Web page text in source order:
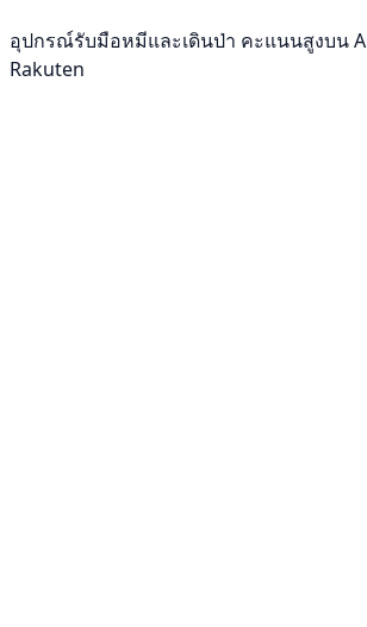
อุปกรณ์รับมือหมีและเดินป่า คะแนนสูงบน
Rakuten